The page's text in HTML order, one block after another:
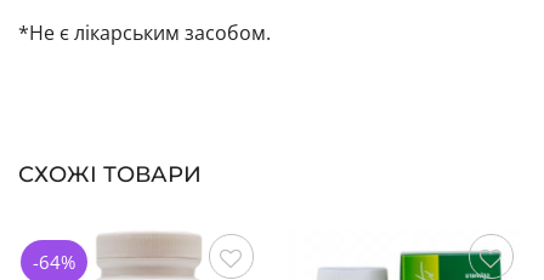
*Не є лікарським засобом.
СХОЖІ ТОВАРИ
-64%